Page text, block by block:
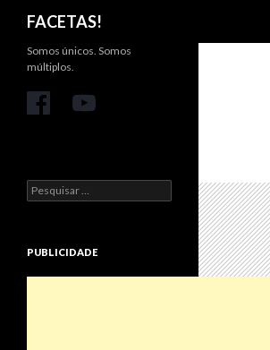
FACETAS!
Somos únicos. Somos
múltiplos.
Pesquisar
por:
PUBLICIDADE